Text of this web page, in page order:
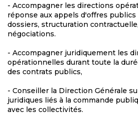
- Accompagner les directions
réponse aux appels d'offres publics
dossiers, structuration
négociations.
- Accompagner juridiquement les
opérationnelles durant toute la
des contrats publics,
- Conseiller la Direction Générale
juridiques liés à la commande
avec les collectivités.